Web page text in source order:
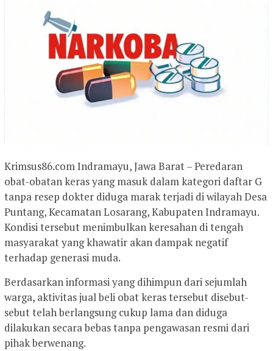
Krimsus86.com Indramayu, Jawa Barat – Peredaran
obat-obatan keras yang masuk dalam kategori daftar G
tanpa resep dokter diduga marak terjadi di wilayah Desa
Puntang, Kecamatan Losarang, Kabupaten Indramayu.
Kondisi tersebut menimbulkan keresahan di tengah
masyarakat yang khawatir akan dampak negatif
terhadap generasi muda.
Berdasarkan informasi yang dihimpun dari sejumlah
warga, aktivitas jual beli obat keras tersebut disebut-
sebut telah berlangsung cukup lama dan diduga
dilakukan secara bebas tanpa pengawasan resmi dari
pihak berwenang.